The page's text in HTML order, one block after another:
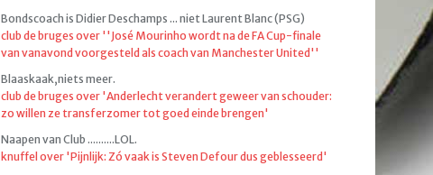
Bondscoach is Didier Deschamps ... niet Laurent Blanc (PSG)
club de bruges over ''José Mourinho wordt na de FA Cup-finale
van vanavond voorgesteld als coach van Manchester United''
Blaaskaak,niets meer.
club de bruges over 'Anderlecht verandert geweer van schouder:
zo willen ze transferzomer tot goed einde brengen'
Naapen van Club ..........LOL.
knuffel over 'Pijnlijk: Zó vaak is Steven Defour dus geblesseerd'